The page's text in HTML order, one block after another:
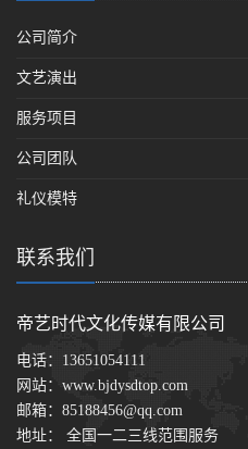
公司简介
文艺演出
服务项目
公司团队
礼仪模特
联系我们
帝艺时代文化传媒有限公司
电话： 13651054111
网站： www.bjdysdtop.com
邮箱： 85188456@qq.com
地址： 全国一二三线范围服务